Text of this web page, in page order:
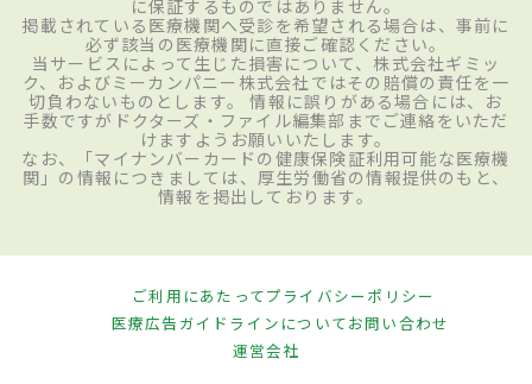
に保証するものではありません。
掲載されている医療機関へ受診を希望される場合は、事前に
必ず該当の医療機関に直接ご確認ください。
当サービスによって生じた損害について、株式会社ギミッ
ク、およびミーカンパニー株式会社ではその賠償の責任を一
切負わないものとします。 情報に誤りがある場合には、お
手数ですがドクターズ・ファイル編集部までご連絡をいただ
けますようお願いいたします。
なお、「マイナンバーカードの健康保険証利用可能な医療機
関」の情報につきましては、厚生労働省の情報提供のもと、
情報を掲出しております。
ご利用にあたってプライバシーポリシー
医療広告ガイドラインについてお問い合わせ
運営会社